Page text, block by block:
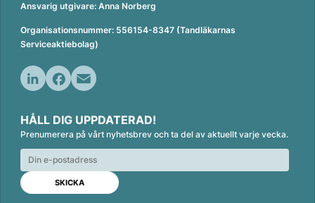
Ansvarig utgivare: Anna Norberg
Organisationsnummer: 556154-8347 (Tandläkarnas
Serviceaktiebolag)
n
k
e
d
n
c
e
b
o
o
k
a
i
l
HÅLL DIG UPPDATERAD!
Prenumerera på vårt nyhetsbrev och ta del av aktuellt varje vecka.